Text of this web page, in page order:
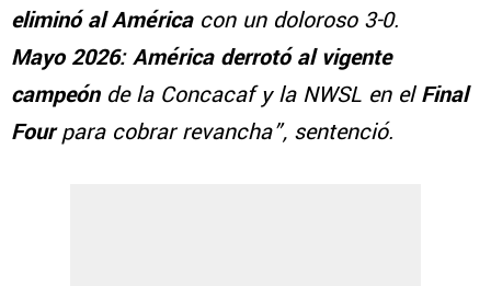
eliminó al Américacon un doloroso 3-0.
Mayo 2026: América derrotó al vigente
campeónde la Concacaf y la NWSL en elFinal
Fourpara cobrar revancha”, sentenció.